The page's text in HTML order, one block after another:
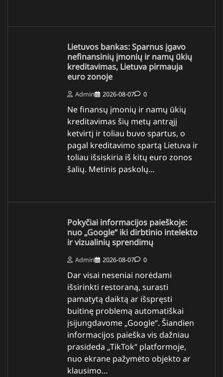
Lietuvos bankas: Sparnus įgavo
nefinansinių įmonių ir namų ūkių
kreditavimas, Lietuva pirmauja
euro zonoje
Admin 2026-08-07 0
Ne finansų įmonių ir namų ūkių
kreditavimas šių metų antrąjį
ketvirtį ir toliau buvo spartus, o
pagal kreditavimo spartą Lietuva ir
toliau išsiskiria iš kitų euro zonos
šalių. Metinis paskolų…
Pokyčiai informacijos paieškoje:
nuo „Google“ iki dirbtinio intelekto
ir vizualinių sprendimų
Admin 2026-08-07 0
Dar visai neseniai norėdami
išsirinkti restoraną, surasti
pamatytą daiktą ar išspręsti
buitinę problemą automatiškai
įsijungdavome „Google“. Šiandien
informacijos paieška vis dažniau
prasideda „TikTok“ platformoje,
nuo ekrane pažymėto objekto ar
klausimo…